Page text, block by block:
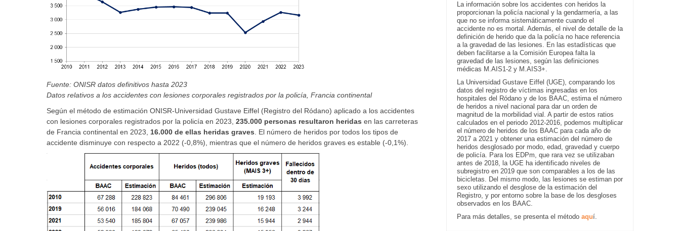
Fuente: ONISR datos definitivos hasta 2023
Datos relativos a los accidentes con lesiones corporales registrados por la policía, Francia continental
Según el método de estimación ONISR-Universidad Gustave Eiffel (Registro del Ródano) aplicado a los accidentes
con lesiones corporales registrados por la policía en 2023, 235.000 personas resultaron heridas en las carreteras
de Francia continental en 2023, 16.000 de ellas heridas graves . El número de heridos por todos los tipos de
accidente disminuye con respecto a 2022 (-0,8%), mientras que el número de heridos graves es estable (-0,1%).
La información sobre los accidentes con heridos la
proporcionan la policía nacional y la gendarmería, a las
que no se informa sistemáticamente cuando el
accidente no es mortal. Además, el nivel de detalle de la
definición de herido que da la policía no hace referencia
a la gravedad de las lesiones. En las estadísticas que
deben facilitarse a la Comisión Europea falta la
gravedad de las lesiones, según las definiciones
médicas M.AIS1-2 y M.AIS3+.
La Universidad Gustave Eiffel (UGE), comparando los
datos del registro de víctimas ingresadas en los
hospitales del Ródano y de los BAAC, estima el número
de heridos a nivel nacional para dar un orden de
magnitud de la morbilidad vial. A partir de estos ratios
calculados en el periodo 2012-2016, podemos multiplicar
el número de heridos de los BAAC para cada año de
2017 a 2021 y obtener una estimación del número de
heridos desglosado por modo, edad, gravedad y cuerpo
de policía. Para los EDPm, que rara vez se utilizaban
antes de 2018, la UGE ha identificado niveles de
subregistro en 2019 que son comparables a los de las
bicicletas. Del mismo modo, las lesiones se estiman por
sexo utilizando el desglose de la estimación del
Registro, y por entorno sobre la base de los desgloses
observados en los BAAC.
Para más detalles, se presenta el método aquí.